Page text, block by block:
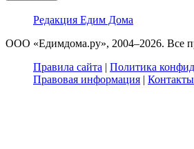
Редакция Едим Дома
ООО «Едимдома.ру», 2004–2026. Все
Правила сайта | Политика
Правовая информация | Контакты